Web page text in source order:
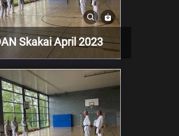
DAN Skakai April 2023